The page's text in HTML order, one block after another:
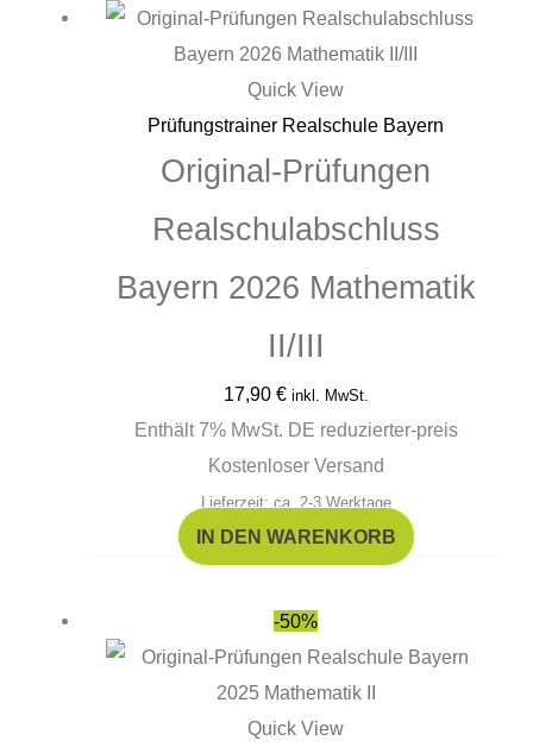
Quick View
Prüfungstrainer Realschule Bayern
Original-Prüfungen
Realschulabschluss
Bayern 2026 Mathematik
II/III
17,90 € inkl. MwSt.
Enthält 7% MwSt. DE reduzierter-preis
Kostenloser Versand
Lieferzeit: ca. 2-3 Werktage
IN DEN WARENKORB
-50%
Quick View
Ursprünglicher
Preis
war:
15,90 €
Aktueller
Preis
ist:
8,00 €.